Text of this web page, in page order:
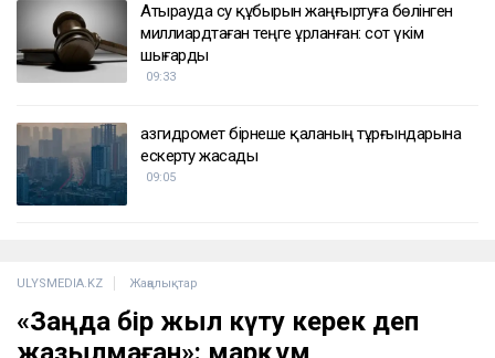
Атырауда су құбырын жаңғыртуға бөлінген
миллиардтаған теңге ұрланған: сот үкім
шығарды
09:33
Қазгидромет бірнеше қаланың тұрғындарына
ескерту жасады
09:05
ULYSMEDIA.KZ Жаңалықтар
«Заңда бір жыл күту керек деп